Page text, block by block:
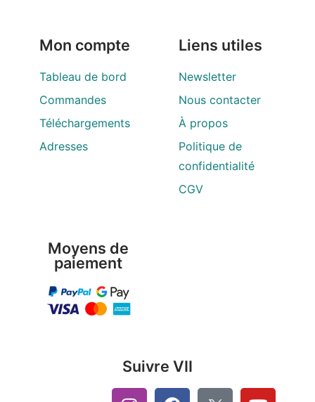
Mon compte
Tableau de bord
Commandes
Téléchargements
Adresses
Liens utiles
Newsletter
Nous contacter
À propos
Politique de
confidentialité
CGV
Moyens de
paiement
Suivre VII